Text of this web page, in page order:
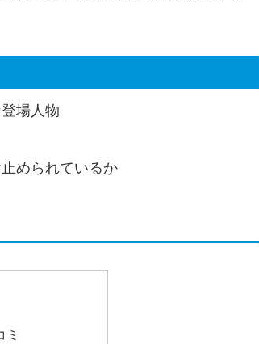
場人物
められているか
ミ